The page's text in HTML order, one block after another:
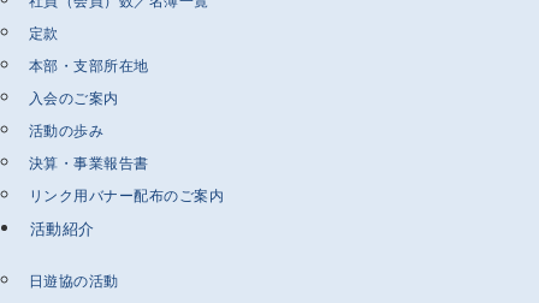
定款
本部・支部所在地
入会のご案内
活動の歩み
決算・事業報告書
リンク用バナー配布のご案内
活動紹介
日遊協の活動